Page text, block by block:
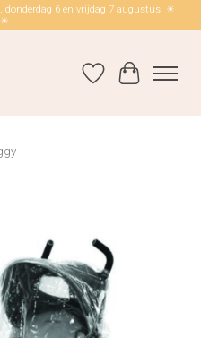
donderdag 6 en vrijdag 7 augustus! ☀
☀
Verlanglijst